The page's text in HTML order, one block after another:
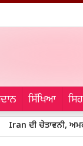
ਸਿੱਖਿਆ
ਅਮਰੀਕੀ ਹਮਲੇ ਬੰਦ